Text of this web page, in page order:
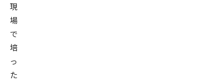
現
場
で
培
っ
た